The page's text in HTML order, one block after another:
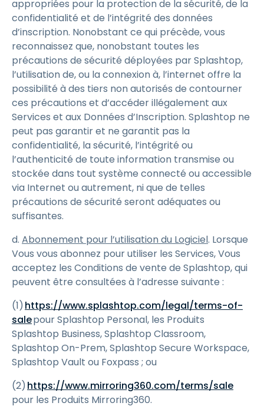
appropriées pour la protection de la sécurité, de la
confidentialité et de l’intégrité des données
d’inscription. Nonobstant ce qui précède, vous
reconnaissez que, nonobstant toutes les
précautions de sécurité déployées par Splashtop,
l’utilisation de, ou la connexion à, l’internet offre la
possibilité à des tiers non autorisés de contourner
ces précautions et d’accéder illégalement aux
Services et aux Données d’Inscription. Splashtop ne
peut pas garantir et ne garantit pas la
confidentialité, la sécurité, l’intégrité ou
l’authenticité de toute information transmise ou
stockée dans tout système connecté ou accessible
via Internet ou autrement, ni que de telles
précautions de sécurité seront adéquates ou
suffisantes.
d. Abonnement pour l’utilisation du Logiciel. Lorsque
Vous vous abonnez pour utiliser les Services, Vous
acceptez les Conditions de vente de Splashtop, qui
peuvent être consultées à l’adresse suivante :
(1) https://www.splashtop.com/legal/terms-of-
salepour Splashtop Personal, les Produits
Splashtop Business, Splashtop Classroom,
Splashtop On-Prem, Splashtop Secure Workspace,
Splashtop Vault ou Foxpass ; ou
(2) https://www.mirroring360.com/terms/sale
pour les Produits Mirroring360.